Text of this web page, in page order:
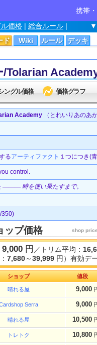
携帯
ド Wiki ルール デッキ
価格 | 総合ルール |
/Tolarian
ングル価格 価格グラフ
Academy （とれいりあのあ
るアーティファクト １つにつき(
control.
――― 時を使い果たすまで。
350)
ップ価格 shop
9,000 円 ／トリム平均：
7,680～39,999 円）有効デ
ショップ 値段
晴れる屋 9,000
Serra 9,000
晴れる屋 10,500
トレトク 10,800